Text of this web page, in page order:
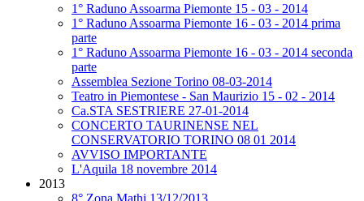
1° Raduno Assoarma Piemonte 15 - 03 - 2014
1° Raduno Assoarma Piemonte 16 - 03 - 2014 prima
parte
1° Raduno Assoarma Piemonte 16 - 03 - 2014 seconda
parte
Assemblea Sezione Torino 08-03-2014
Teatro in Piemontese - San Maurizio 15 - 02 - 2014
Ca.STA SESTRIERE 27-01-2014
CONCERTO TAURINENSE NEL
CONSERVATORIO TORINO 08 01 2014
AVVISO IMPORTANTE
L'Aquila 18 novembre 2014
2013
8° Zona Mathi 13/12/2013